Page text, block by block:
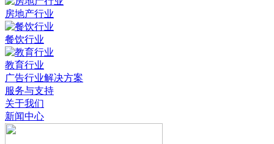
房地产行业
餐饮行业
教育行业
广告行业解决方案
服务与支持
关于我们
新闻中心